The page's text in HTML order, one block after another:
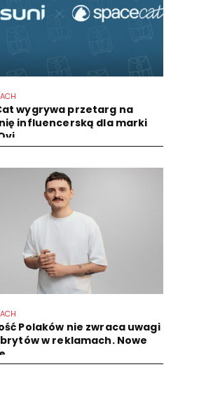
wygrywa przetarg na
influencerską dla marki
Polaków nie zwraca uwagi
w reklamach. Nowe